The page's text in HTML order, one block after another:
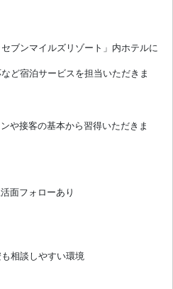
ブンマイルズリゾート」内ホテルに
ど宿泊サービスを担当いただきま
や接客の基本から習得いただきま
面フォローあり
相談しやすい環境